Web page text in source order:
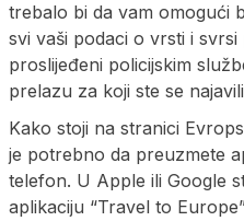
trebalo bi da vam omogući
svi vaši podaci o vrsti i
proslijeđeni policijskim
prelazu za koji ste se
Kako stoji na stranici
je potrebno da preuzmete
telefon. U Apple ili Google
aplikaciju “Travel to